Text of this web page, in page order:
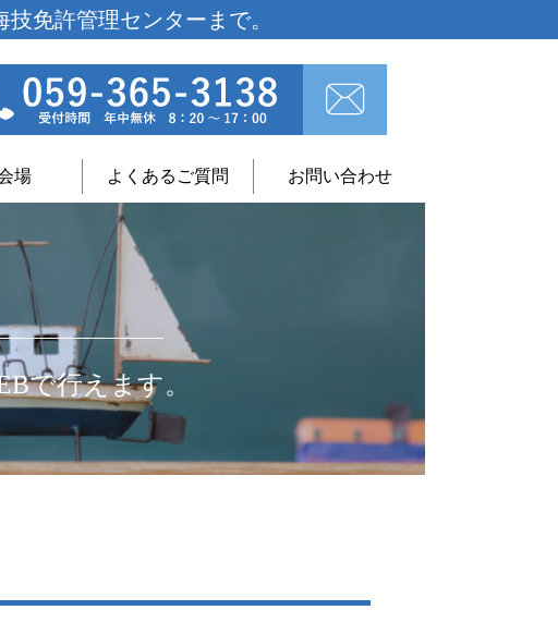
免許管理センターまで。
場 よくあるご質問 お問い合わせ
で行えます。